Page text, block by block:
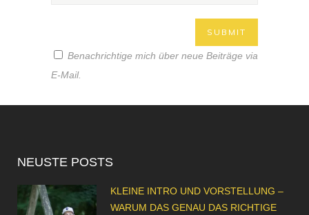
Benachrichtige mich über neue Beiträge via
E-Mail.
NEUSTE POSTS
KLEINE INTRO UND VORSTELLUNG –
WARUM DAS GENAU DAS RICHTIGE